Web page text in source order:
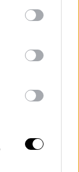
es
tercera
Geopolítica de